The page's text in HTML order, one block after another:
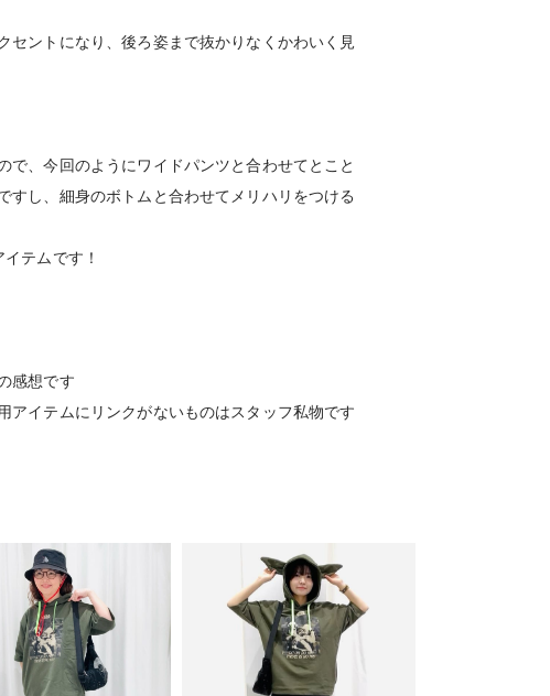
セントになり、後ろ姿まで抜かりなくかわいく見
で、今回のようにワイドパンツと合わせてとこと
すし、細身のボトムと合わせてメリハリをつける
テムです！
感想です
アイテムにリンクがないものはスタッフ私物です